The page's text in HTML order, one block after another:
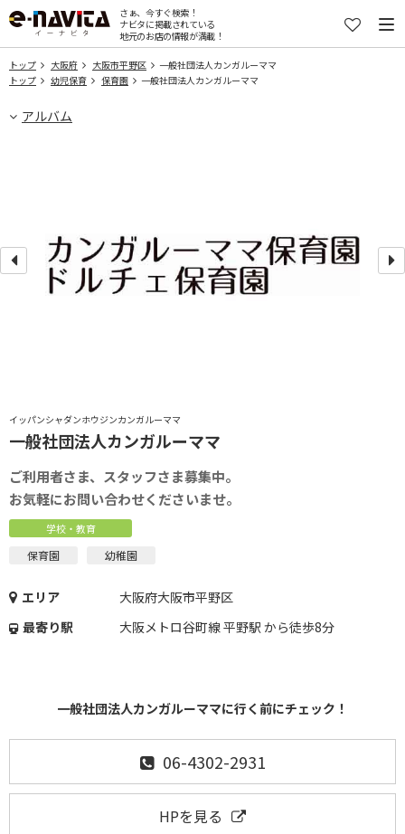
さぁ、今すぐ検索！
ナビタに掲載されている
地元のお店の情報が満載！
トップ 大阪府 大阪市平野区
一般社団法人カンガルーママ
トップ
幼児保育 保育園 一般社団法人カンガルーママ
アルバム
イッパンシャダンホウジンカンガルーママ
一般社団法人カンガルーママ
ご利用者さま、スタッフさま募集中。
お気軽にお問い合わせくださいませ。
学校・教育
保育園 幼稚園
エリア
大阪府大阪市平野区
最寄り駅
大阪メトロ谷町線 平野駅 から徒歩8分
一般社団法人カンガルーママに行く前にチェック！
06-4302-2931
HPを見る